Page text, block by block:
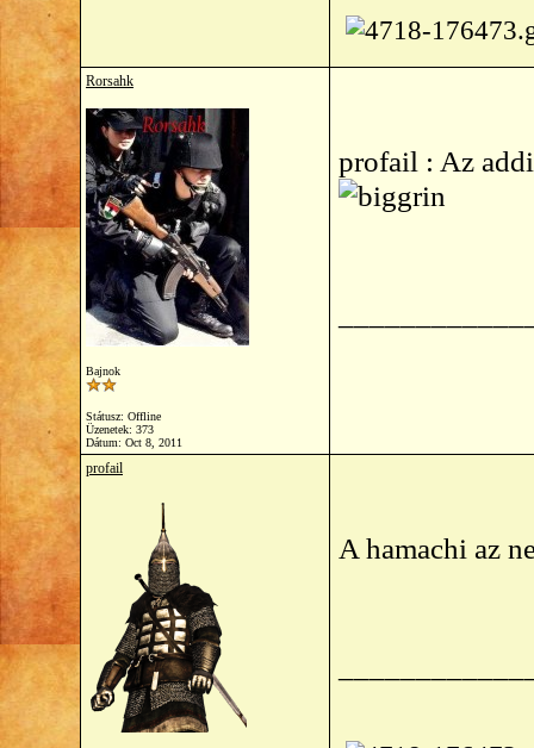
Rorsahk
Bajnok
Státusz: Offline
Üzenetek: 373
Dátum: Oct 8, 2011
profail : Az
profail
A hamachi az